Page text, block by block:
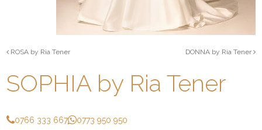
ROSA by Ria Tener DONNA by Ria Tener
SOPHIA by Ria Tener
0766 333 667 0773 950 950